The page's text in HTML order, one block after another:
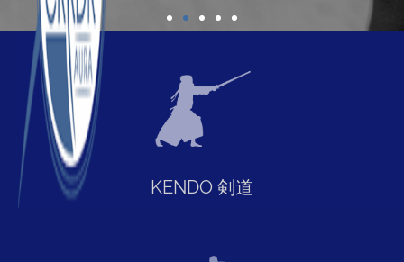
IAIDO
居合道
Art de dégainer
le sabre
KENDO 剣道